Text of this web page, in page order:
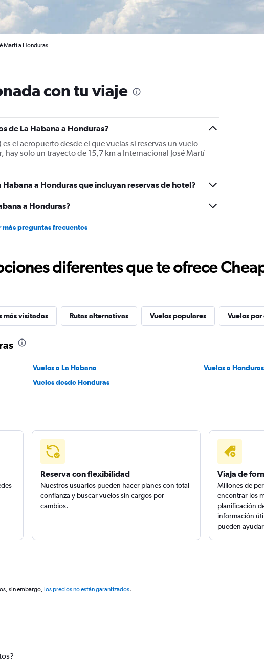
Martí a Honduras
con tu viaje
de La Habana a Honduras?
el aeropuerto desde el que vuelas si reservas un vuelo
hay solo un trayecto de 15,7 km a Internacional José Martí
a Honduras que incluyan reservas de hotel?
a Honduras?
más preguntas frecuentes
diferentes que te ofrece
más visitadas Rutas alternativas Vuelos populares Vuelos por
Vuelos a La Habana
Vuelos a Honduras
Vuelos desde Honduras
Reserva con flexibilidad
Nuestros usuarios pueden hacer planes con total
confianza y buscar vuelos sin cargos por
cambios.
Viaja de
Millones de
encontrar los
planificación
información
pueden
sin embargo, los precios no están garantizados.